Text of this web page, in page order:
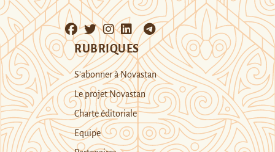
RUBRIQUES
S’abonner à Novastan
Le projet Novastan
Charte éditoriale
Equipe